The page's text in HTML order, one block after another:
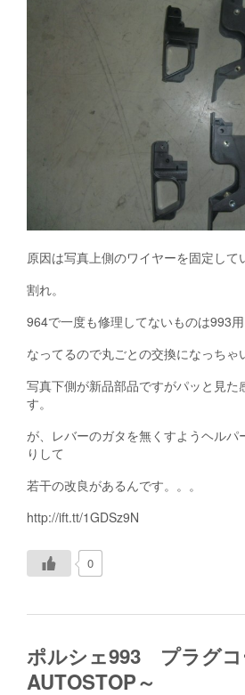
原因は写真上側のワイヤーを固定して
割れ。
964で一度も修理してないものは993
なってるので丸ごとの交換になっちゃ
写真下側が新品部品ですがパッと見た
す。
が、レバーのガタを無くすようヘルパ
りして
若干の改良があるんです。。。
http://ift.tt/1GDSz9N
0
ポルシェ993 プラグ
AUTOSTOP～